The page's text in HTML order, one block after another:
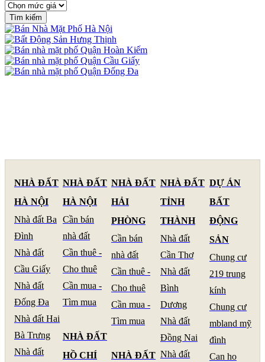
NHÀ ĐẤT
HÀ NỘI
Nhà đất Ba
Đình
Nhà đất
Cầu Giấy
Nhà đất
Đống Đa
Nhà đất Hai
Bà Trưng
Nhà đất
NHÀ ĐẤT
HÀ NỘI
Cần bán
nhà đất
Cần thuê -
Cho thuê
Cần mua -
Tìm mua
NHÀ ĐẤT
HỒ CHÍ
NHÀ ĐẤT
HẢI
PHÒNG
Cần bán
nhà đất
Cần thuê -
Cho thuê
Cần mua -
Tìm mua
NHÀ ĐẤT
NHÀ ĐẤT
TỈNH
THÀNH
Nhà đất
Cần Thơ
Nhà đất
Bình
Dương
Nhà đất
Đồng Nai
Nhà đất
DỰ ÁN
BẤT
ĐỘNG
SẢN
Chung cư
219 trung
kính
Chung cư
mbland mỹ
đình
Can ho